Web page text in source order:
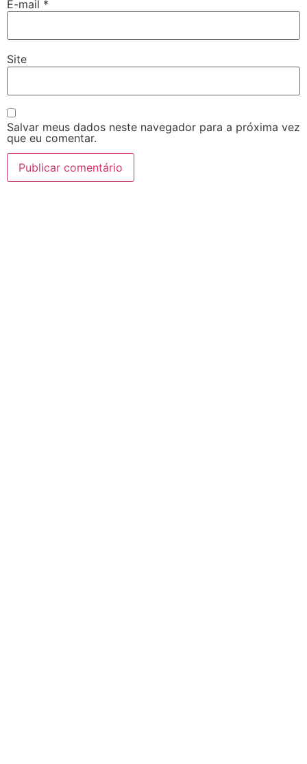
E-mail *
Site
Salvar meus dados neste navegador para a próxima vez
que eu comentar.